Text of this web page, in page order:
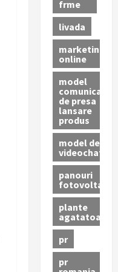
frme
livada
marketing
online
model
comunicat
de presa
lansare
produs
model de
videochat
panouri
fotovoltaice
plante
agatatoare
pr
pr